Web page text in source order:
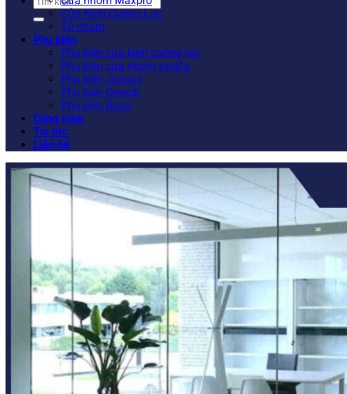
kiếm:Cửa Kính Cường Lực
Tủ nhôm
Phụ kiện
Phụ kiện cửa kính cường lực
Phụ kiện cửa nhôm xingfa
Phụ kiện Januss
Phụ kiện Cmech
Phụ kiện Bogo
Công trình
Tin tức
Liên hệ